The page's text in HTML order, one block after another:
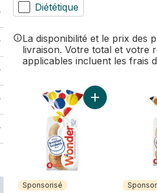
Diététique
La disponibilité et le prix des
livraison. Votre total et votre
applicables incluent les frais
Sponsorisé
Ajouter Muffins